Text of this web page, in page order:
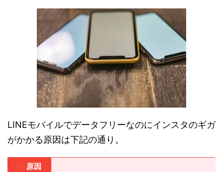
LINEモバイルでデータフリーなのにインスタのギガ
がかかる原因は下記の通り。
原因